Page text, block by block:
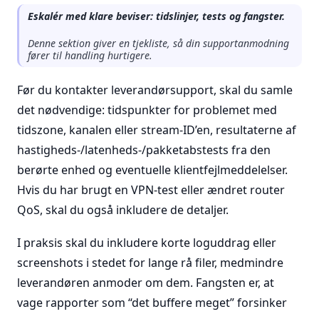
Eskalér med klare beviser: tidslinjer, tests og fangster.
Denne sektion giver en tjekliste, så din supportanmodning
fører til handling hurtigere.
Før du kontakter leverandørsupport, skal du samle
det nødvendige: tidspunkter for problemet med
tidszone, kanalen eller stream-ID’en, resultaterne af
hastigheds-/latenheds-/pakketabstests fra den
berørte enhed og eventuelle klientfejlmeddelelser.
Hvis du har brugt en VPN-test eller ændret router
QoS, skal du også inkludere de detaljer.
I praksis skal du inkludere korte loguddrag eller
screenshots i stedet for lange rå filer, medmindre
leverandøren anmoder om dem. Fangsten er, at
vage rapporter som “det buffere meget” forsinker